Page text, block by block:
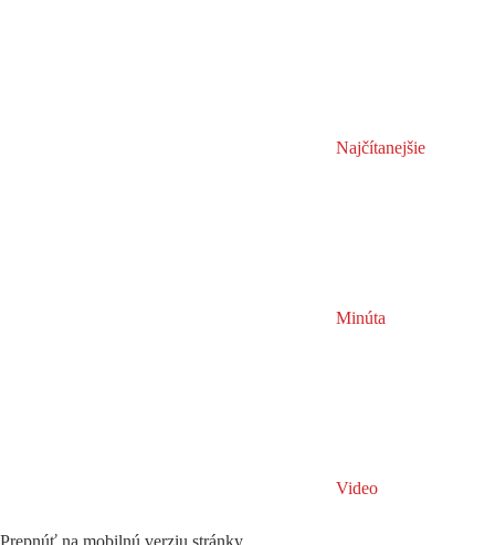
Najčítanejšie
Minúta
Video
Prepnúť na mobilnú verziu stránky